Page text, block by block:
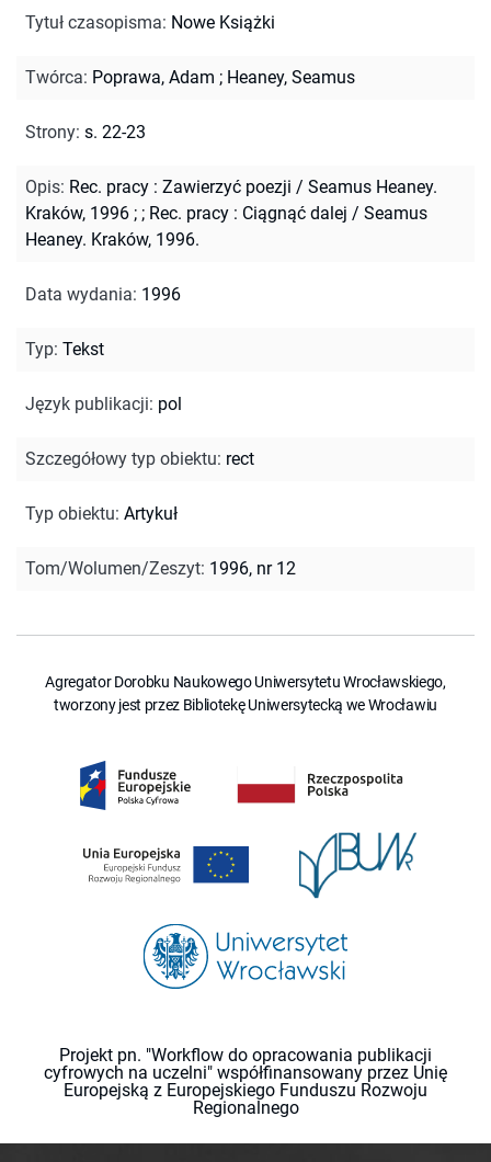
Tytuł czasopisma: Nowe Książki
Twórca: Poprawa, Adam ; Heaney, Seamus
Strony: s. 22-23
Opis: Rec. pracy : Zawierzyć poezji / Seamus Heaney.
Kraków, 1996 ; ; Rec. pracy : Ciągnąć dalej / Seamus
Heaney. Kraków, 1996.
Data wydania: 1996
Typ: Tekst
Język publikacji: pol
Szczegółowy typ obiektu: rect
Typ obiektu: Artykuł
Tom/Wolumen/Zeszyt: 1996, nr 12
Agregator Dorobku Naukowego Uniwersytetu Wrocławskiego,
tworzony jest przez Bibliotekę Uniwersytecką we Wrocławiu
Projekt pn. "Workflow do opracowania publikacji
cyfrowych na uczelni" współfinansowany przez Unię
Europejską z Europejskiego Funduszu Rozwoju
Regionalnego